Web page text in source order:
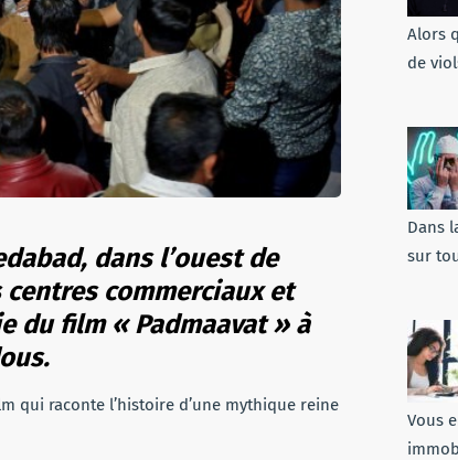
dans l’ouest de
commerciaux et
du film « Padmaavat » à
qui raconte l’histoire d’une mythique reine
Alors
de
Dans
sur
Vous